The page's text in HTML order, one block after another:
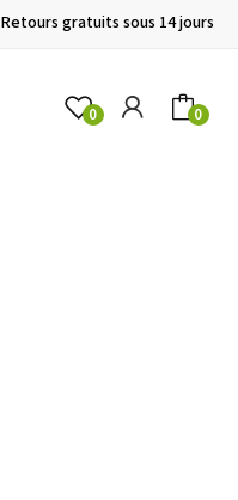
Retours gratuits sous 14 jours
0 0